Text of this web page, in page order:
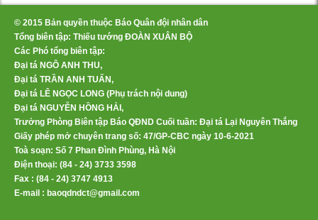
© 2015 Bản quyền thuộc Báo Quân đội nhân dân
Tổng biên tập: Thiếu tướng ĐOÀN XUÂN BỘ
Các Phó tổng biên tập:
Đại tá NGÔ ANH THU,
Đại tá TRẦN ANH TUẤN,
Đại tá LÊ NGỌC LONG (Phụ trách nội dung)
Đại tá NGUYỄN HỒNG HẢI,
Trưởng Phòng Biên tập Báo QĐND Cuối tuần: Đại tá Lại Nguyên Thắng
Giấy phép mở chuyên trang số: 47/GP-CBC ngày 10-6-2021
Toà soạn: Số 7 Phan Đình Phùng, Hà Nội
Điện thoại: (84 - 24) 3733 3598
Fax : (84 - 24) 3747 4913
E-mail : baoqdndct@gmail.com